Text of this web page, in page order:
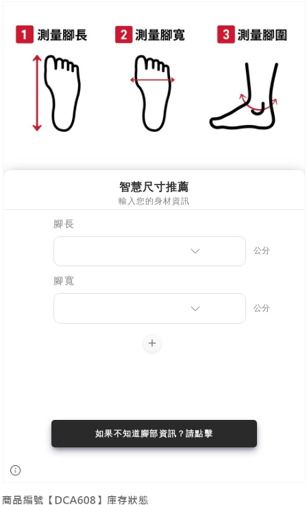
離島郵局配送
每筆NT$90，滿NT$999(含以上)免運費
【宇迅國際】限一般住址，不支援智能櫃 查看運費